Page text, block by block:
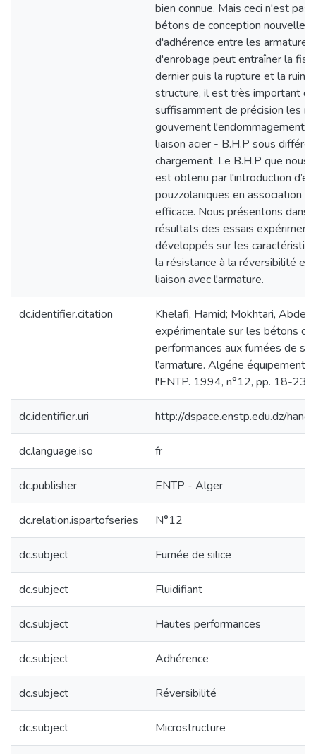
bien connue. Mais ceci n'est pas
bétons de conception nouvelle.
d'adhérence entre les
d'enrobage peut entraîner la
dernier puis la rupture et la
structure, il est très important
suffisamment de précision les
gouvernent l'endommagement
liaison acier - B.H.P sous
chargement. Le B.H.P que nous
est obtenu par l'introduction
pouzzolaniques en association
efficace. Nous présentons dans
résultats des essais
développés sur les
la résistance à la réversibilité et
liaison avec l'armature.
dc.identifier.citation
Khelafi, Hamid; Mokhtari,
expérimentale sur les bétons
performances aux fumées de
l’armature. Algérie équipement
l'ENTP. 1994, n°12, pp. 18-23.
dc.identifier.uri http://dspace.enstp.edu.dz/
dc.language.iso fr
dc.publisher ENTP - Alger
dc.relation.ispartofseries N°12
dc.subject Fumée de silice
dc.subject Fluidifiant
dc.subject Hautes performances
dc.subject Adhérence
dc.subject Réversibilité
dc.subject Microstructure